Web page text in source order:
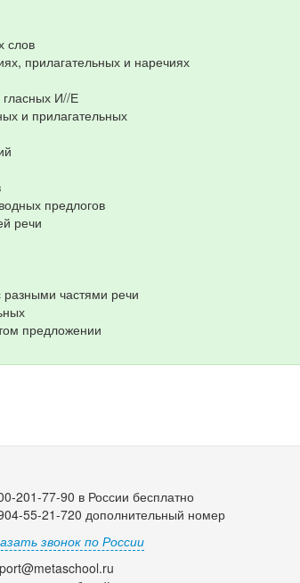
слов
прилагательных и наречиях
И//Е
и прилагательных
предлогов
речи
частями речи
предложении
201-77-90 в России бесплатно
55-21-720 дополнительный номер
звонок по России